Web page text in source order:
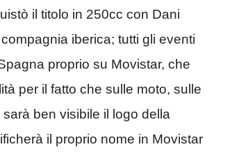
il titolo in 250cc con Dani
iberica; tutti gli eventi
proprio su Movistar, che
per il fatto che sulle moto, sulle
ben visibile il logo della
il proprio nome in Movistar